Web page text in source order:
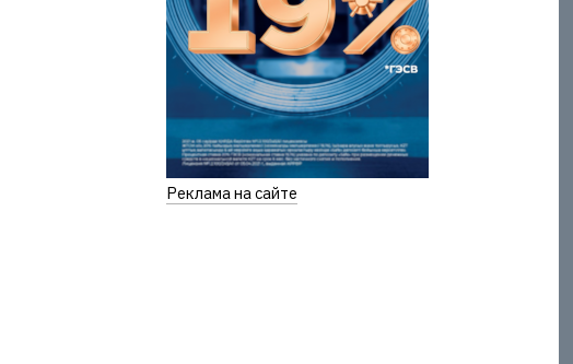
Реклама на сайте